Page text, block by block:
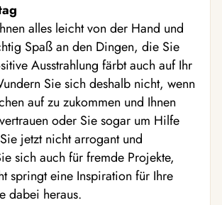
alles leicht von der Hand und
Spaß an den Dingen, die Sie
Ausstrahlung färbt auch auf Ihr
Sie sich deshalb nicht, wenn
auf zu zukommen und Ihnen
oder Sie sogar um Hilfe
jetzt nicht arrogant und
sich auch für fremde Projekte,
springt eine Inspiration für Ihre
dabei heraus.